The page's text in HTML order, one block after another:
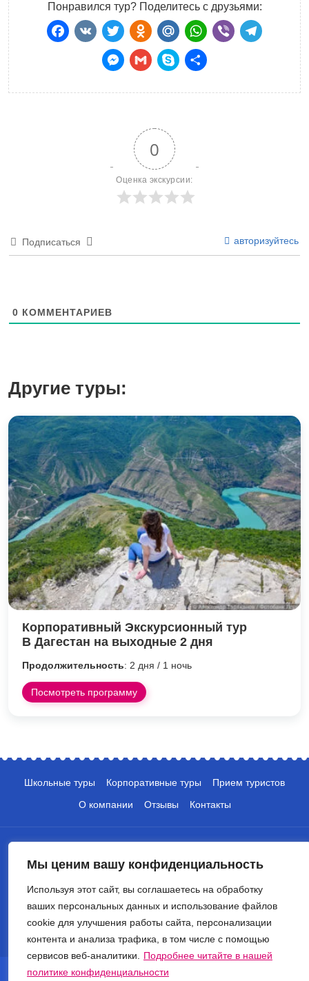
Мы ценим вашу конфиденциальность
Используя этот сайт, вы соглашаетесь на обработку
ваших персональных данных и использование файлов
cookie для улучшения работы сайта, персонализации
контента и анализа трафика, в том числе с помощью
сервисов веб-аналитики.
Подробнее читайте в нашей
политике конфиденциальности
Понравился тур? Поделитесь с друзьями:
Facebook
VKTwitter
Odnoklassniki
Mail.Ru
WhatsApp
Отправить
0
Оценка экскурсии:
Подписаться авторизуйтесь
0 КОММЕНТАРИЕВ
Другие туры:
Корпоративный Экскурсионный тур
В Дагестан на выходные 2 дня
Продолжительность: 2 дня / 1 ночь
Посмотреть программу
Школьные туры Корпоративные туры
Прием туристов
О компании
Отзывы Контакты
+7 (495) 135-10-05
info@crocus-travel.ru
© 2026 Туроператор Крокус. Все права защищены.